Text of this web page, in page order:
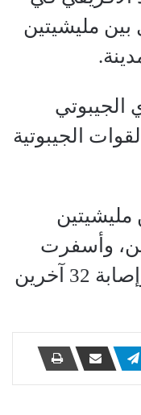
مليشيتين
الجيبوتي
الجيبوتية
مليشيتين
وأسفرت
عن مقتل سبعة أشخاص وإصابة 32 آخرين